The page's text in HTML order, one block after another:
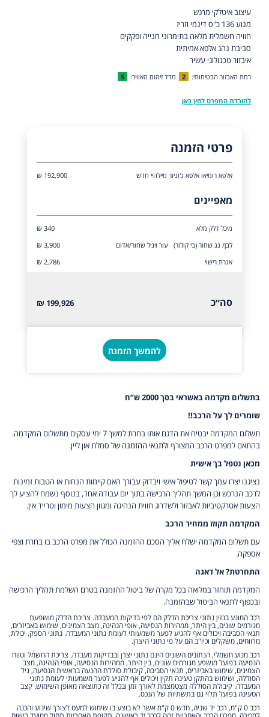
עיצוב איטלקי מרגש
מנוע 136 כ"ס דינמי וזריז
חוויה חשמלית מלאה בתימרוני חנייה ופקקים
סביבת נהג אלפא אמיתית
איבזור טכנולוגי עשיר
רמת האבזור הבטיחותי: 2 מדד זיהום האוויר: 5
להורדת המפרט לחץ כאן
פרטי הזמנה
אלפא רומיאו אלפא ג'וניור מיילהיי חדש 192,900 ₪
מאפיינים
מיכל דלק מלא
₪ 340
לבן/ גג שחור (בי קולור) עור ויניל שחור/אדום
₪ 3,900
אגרת רישוי
₪ 2,786
סה״כ 199,926 ₪
להמשך הזמנה
בתשלום מקדמה באשראי בסך 2000 ש”ח
שומרים לך על הרכב!!
תשלום המקדמה יבטיח את הדגם אותו בחרת למשך 7 ימי עסקים מתשלום המקדמה.
בהתאם למפרט הרכב המצורף ולתנאי ההזמנה של סמלת און ליין.
מכאן נטפל בך אישית
נציגנו יצרו עמך קשר לטיפול אישי ויבדוק עבורך האם קיימות הנחות או הטבות זמינות
לרכב הנרכש וכן המשך תהליך הרכישה בתוך יום עבודה אחד, בנוסף נשמח להציע לך
הצעות אטרקטיביות לאבזור ולשדרוג חווית הנהיגה ומגוון הצעות מימון וטרייד אין.
המקדמה תקוזז ממחיר הרכב
עם תשלום המקדמה ישלח אליך הסכם ההזמנה הכולל את מפרט הרכב בו בחרת וצפי
אספקה.
התחרטת? אל דאגה
המקדמה תוחזר במלואה בכל מקרה של ביטול ההזמנה בטרם השלמת תהליך הרכישה
ובכפוף לתנאי הביטול שבהזמנה.
רכב המונע בנזין נתוני צריכת הדלק הם לפי בדיקות המעבדה. צריכת הדלק מושפעת
מגורמים שונים, בין היתר, ממהירות הנסיעה, אופי הנהיגה, מצב הצמיגים, שימוש באביזרים,
תנאי הסביבה ויכולים אף להגיע לפער משמעותי לעומת נתוני המעבדה. נתוני הספק, יכולת,
מרווחים, משקלים וכיו"ב הם על פי נתוני היצרן.
רכב מנוע חשמלי, הנתונים השונים הינם נתוני יצרן ובבדיקות מעבדה. צריכת החשמל וטווח
הנסיעה בפועל מושפע מגורמים שונים, בין היתר, ממהירות הנסיעה, אופי הנהיגה, מצב
הצמיגים, שימוש באביזרים, תנאי הסביבה, קיבולת סוללת ההנעה בראשית הנסיעה, גיל
הסוללה, ושימוש בהתקן טעינה תקין ויכולים אף להגיע לפער משמעותי לעומת נתוני
המעבדה. קיבולת הסוללה מצטמצמת לאורך זמן ובכלל זה כתוצאה מאופן השימוש. קצב
הטעינה בפועל תלוי גם בתשתיות של הנכס.
רכב 0 ק"מ, רכב יד שניה, חדש 0 ק"מ אשר לא בוצע בו שימוש למעט לצורך שינוע והכנה